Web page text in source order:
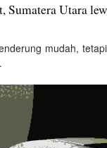
Utara
mudah,